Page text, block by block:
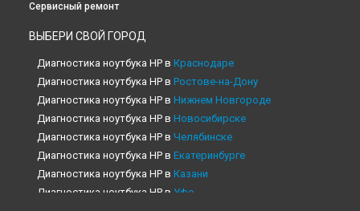
Сервисный ремонт
ВЫБЕРИ СВОЙ ГОРОД
Диагностика ноутбука HP в Краснодаре
Диагностика ноутбука HP в Ростове-на-Дону
Диагностика ноутбука HP в Нижнем Новгороде
Диагностика ноутбука HP в Новосибирске
Диагностика ноутбука HP в Челябинске
Диагностика ноутбука HP в Екатеринбурге
Диагностика ноутбука HP в Казани
Диагностика ноутбука HP в Уфе